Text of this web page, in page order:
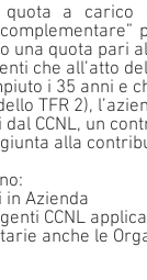
a carico
quota pari
che all’atto
i 35 anni e
TFR 2),
CCNL, un
alla
Azienda
CCNL
anche le